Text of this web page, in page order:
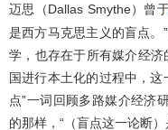
迈思（Dallas Smythe）曾
是西方马克思主义的盲点。
学，也存在于所有媒介经
国进行本土化的过程中，这
点”一词回顾多路媒介经济
的那样，“（盲点这一论断